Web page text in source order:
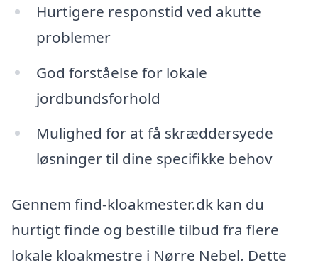
Hurtigere responstid ved akutte
problemer
God forståelse for lokale
jordbundsforhold
Mulighed for at få skræddersyede
løsninger til dine specifikke behov
Gennem find-kloakmester.dk kan du
hurtigt finde og bestille tilbud fra flere
lokale kloakmestre i Nørre Nebel. Dette